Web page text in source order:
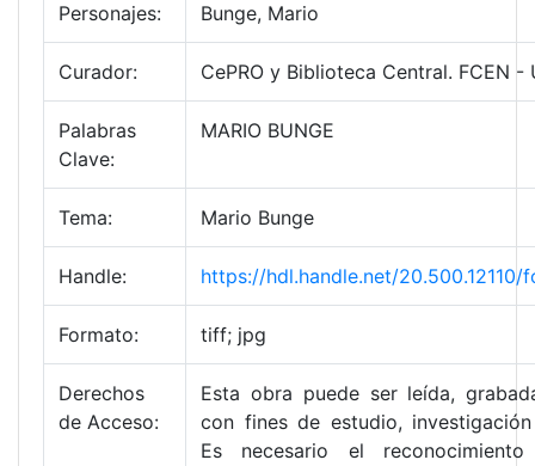
Personajes: Bunge, Mario
Curador: CePRO y Biblioteca Central. FCEN -
Palabras
Clave:
MARIO BUNGE
Tema: Mario Bunge
Handle: https://hdl.handle.net/20.500.12110/
Formato: tiff; jpg
Derechos
de Acceso:
Esta obra puede ser leída,
con fines de estudio,
Es necesario el